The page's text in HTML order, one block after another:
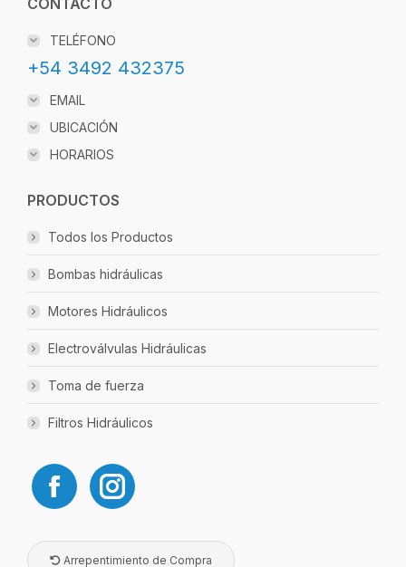
CONTACTO
TELÉFONO
+54 3492 432375
EMAIL
UBICACIÓN
HORARIOS
PRODUCTOS
Todos los Productos
Bombas hidráulicas
Motores Hidráulicos
Electroválvulas Hidráulicas
Toma de fuerza
Filtros Hidráulicos
Arrepentimiento de Compra